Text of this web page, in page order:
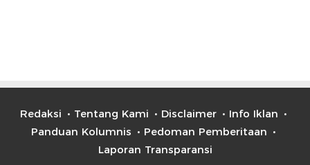
Redaksi Tentang Kami Disclaimer
Info Iklan
Panduan Kolumnis
Pedoman Pemberitaan
Laporan Transparansi